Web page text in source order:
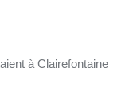
à Clairefontaine